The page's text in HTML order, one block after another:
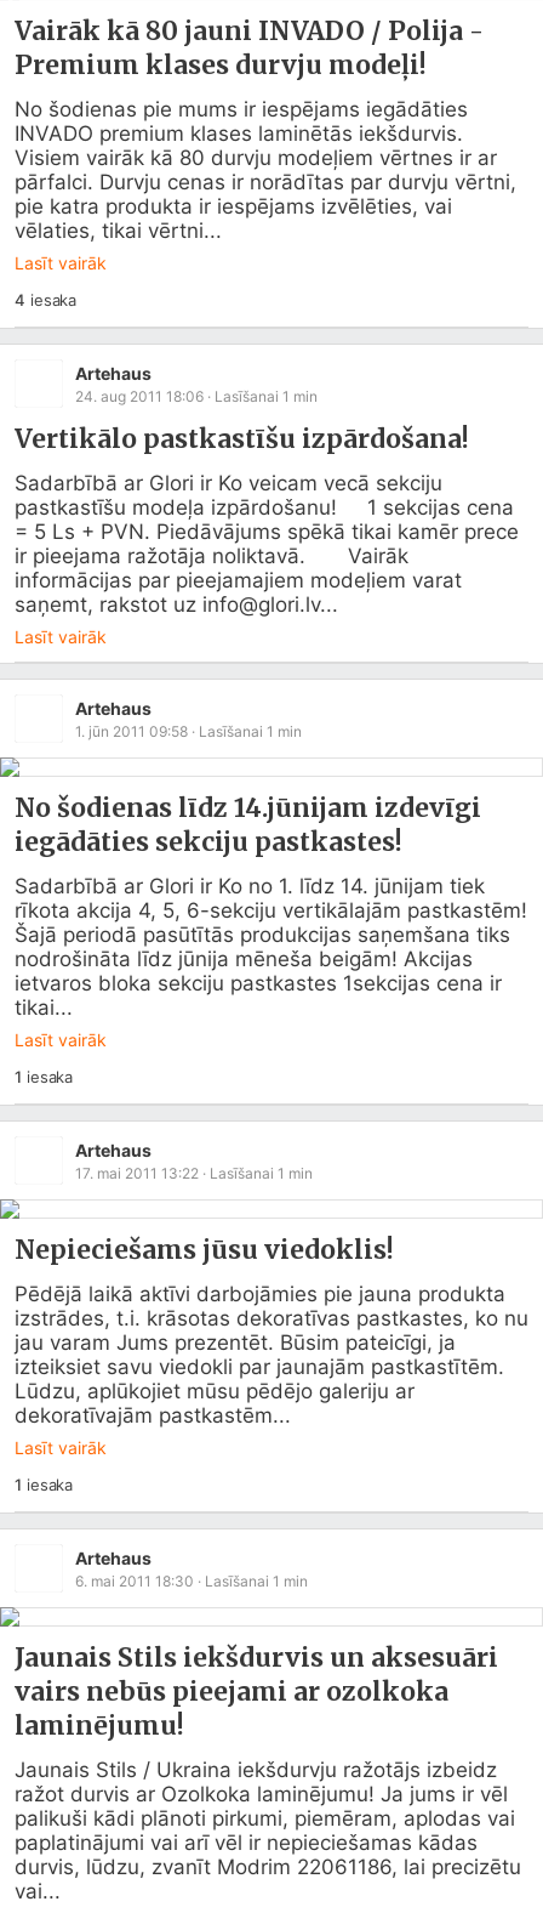
Vairāk kā 80 jauni INVADO / Polija -
Premium klases durvju modeļi!
No šodienas pie mums ir iespējams iegādāties
INVADO premium klases laminētās iekšdurvis.
Visiem vairāk kā 80 durvju modeļiem vērtnes ir ar
pārfalci. Durvju cenas ir norādītas par durvju vērtni,
pie katra produkta ir iespējams izvēlēties, vai
vēlaties, tikai vērtni...
Lasīt vairāk
4 iesaka
Artehaus
24. aug 2011 18:06 · Lasīšanai 1 min
Vertikālo pastkastīšu izpārdošana!
Sadarbībā ar Glori ir Ko veicam vecā sekciju
pastkastīšu modeļa izpārdošanu!     1 sekcijas cena
= 5 Ls + PVN. Piedāvājums spēkā tikai kamēr prece
ir pieejama ražotāja noliktavā.       Vairāk
informācijas par pieejamajiem modeļiem varat
saņemt, rakstot uz info@glori.lv...
Lasīt vairāk
Artehaus
1. jūn 2011 09:58 · Lasīšanai 1 min
No šodienas līdz 14.jūnijam izdevīgi
iegādāties sekciju pastkastes!
Sadarbībā ar Glori ir Ko no 1. līdz 14. jūnijam tiek
rīkota akcija 4, 5, 6-sekciju vertikālajām pastkastēm!
Šajā periodā pasūtītās produkcijas saņemšana tiks
nodrošināta līdz jūnija mēneša beigām! Akcijas
ietvaros bloka sekciju pastkastes 1sekcijas cena ir
tikai...
Lasīt vairāk
1 iesaka
Artehaus
17. mai 2011 13:22 · Lasīšanai 1 min
Nepieciešams jūsu viedoklis!
Pēdējā laikā aktīvi darbojāmies pie jauna produkta
izstrādes, t.i. krāsotas dekoratīvas pastkastes, ko nu
jau varam Jums prezentēt. Būsim pateicīgi, ja
izteiksiet savu viedokli par jaunajām pastkastītēm.
Lūdzu, aplūkojiet mūsu pēdējo galeriju ar
dekoratīvajām pastkastēm...
Lasīt vairāk
1 iesaka
Artehaus
6. mai 2011 18:30 · Lasīšanai 1 min
Jaunais Stils iekšdurvis un aksesuāri
vairs nebūs pieejami ar ozolkoka
laminējumu!
Jaunais Stils / Ukraina iekšdurvju ražotājs izbeidz
ražot durvis ar Ozolkoka laminējumu! Ja jums ir vēl
palikuši kādi plānoti pirkumi, piemēram, aplodas vai
paplatinājumi vai arī vēl ir nepieciešamas kādas
durvis, lūdzu, zvanīt Modrim 22061186, lai precizētu
vai...